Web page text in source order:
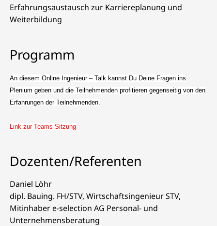
Erfahrungsaustausch zur Karriereplanung und
Weiterbildung
Programm
An diesem Online Ingenieur – Talk kannst Du Deine Fragen ins
Plenium geben und die Teilnehmenden profitieren gegenseitig von den
Erfahrungen der Teilnehmenden.
Link zur Teams-Sitzung
Dozenten/Referenten
Daniel Löhr
dipl. Bauing. FH/STV, Wirtschaftsingenieur STV,
Mitinhaber e-selection AG Personal- und
Unternehmensberatung